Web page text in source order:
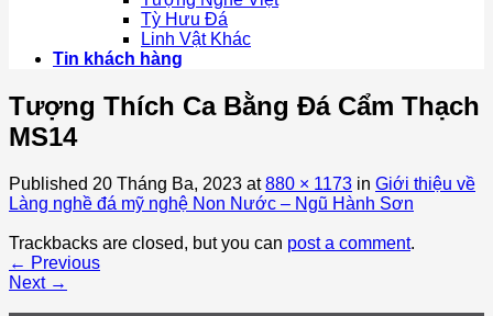
Tỳ Hưu Đá
Linh Vật Khác
Tin khách hàng
Tượng Thích Ca Bằng Đá Cẩm Thạch
MS14
Published 20 Tháng Ba, 2023 at880 × 1173 in Giới thiệu về
Làng nghề đá mỹ nghệ Non Nước – Ngũ Hành Sơn
Trackbacks are closed, but you can post a comment.
← Previous
Next →